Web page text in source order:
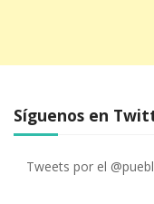
Síguenos en
Tweets por el